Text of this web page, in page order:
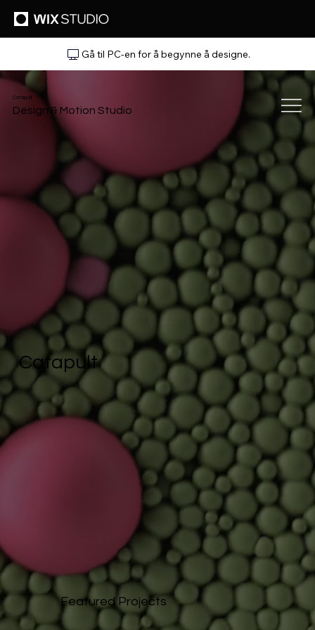
Gå til PC-en for å begynne å designe.